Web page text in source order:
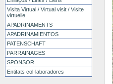
Visita Virtual / Virtual visit / Visite
virtuelle
APADRINAMENTS
APADRINAMIENTOS
PATENSCHAFT
PARRAINAGES
SPONSOR
Entitats col·laboradores